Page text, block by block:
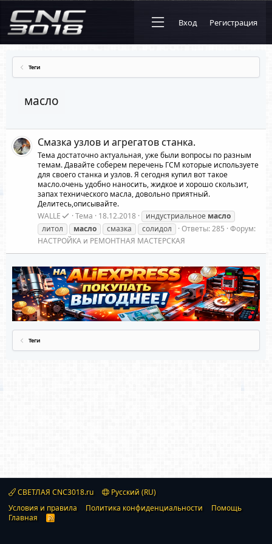
Вход Регистрация
Теги
масло
Смазка узлов и агрегатов станка.
Тема достаточно актуальная, уже были вопросы по разным
темам. Давайте соберем перечень ГСМ которые используете
для своего станка и узлов. Я сегодня купил вот такое
масло.очень удобно наносить, жидкое и хорошо скользит,
запах технического масла, довольно приятный.
Делитесь,описывайте.
WALLE
Тема 18.12.2018 индустриальное масло
литол
масло смазка солидол Ответы: 285 Форум:
НАСТРОЙКА и РЕМОНТНАЯ МАСТЕРСКАЯ
Теги
СВЕТЛАЯ CNC3018.ru
Русский (RU)
Условия и правила
Политика конфиденциальности
Помощь
Главная
R
S